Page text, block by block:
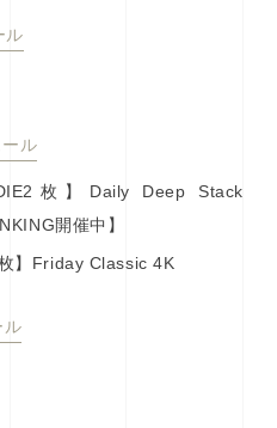
ル
ル
枚】Daily Deep Stack
開催中】
】Friday Classic 4K
ル